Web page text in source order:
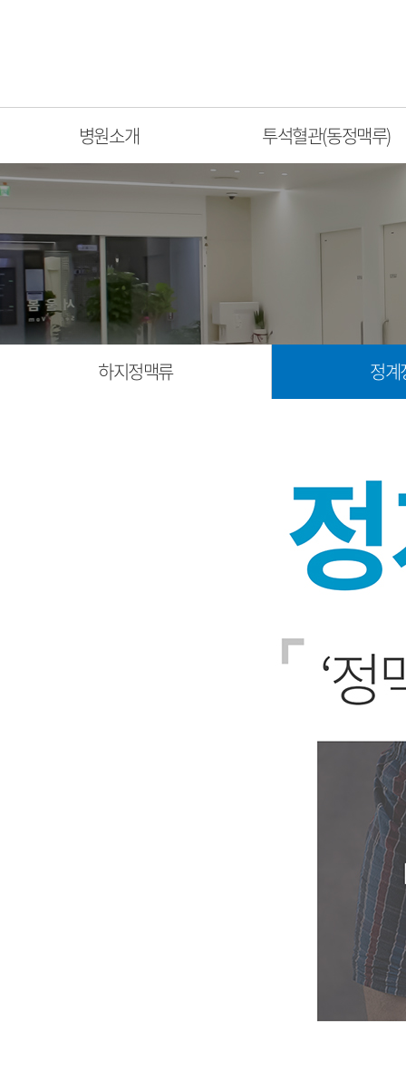
병원소개 투석혈관(동정맥루)
하지정맥류 정계